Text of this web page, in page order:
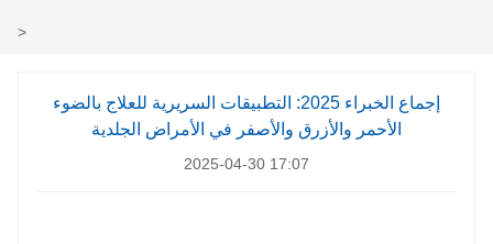
>
إجماع الخبراء 2025: التطبيقات السريرية للعلاج بالضوء
الأحمر والأزرق والأصفر في الأمراض الجلدية
2025-04-30 17:07